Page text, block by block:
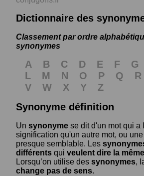
Dictionnaire des
Classement par ordre
synonymes
A B C D E F G
L
M N O P Q R
V
W X Y
Z
Synonyme définition
Un synonyme se dit d'un mot qui a
signification qu'un autre mot, ou
presque semblable. Les
différents qui veulent dire la
Lorsqu’on utilise des synonymes,
change pas de sens.